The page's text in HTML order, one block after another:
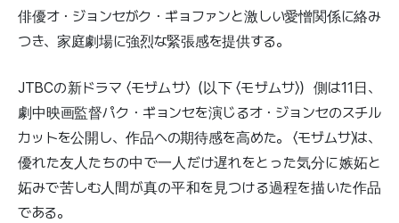
俳優オ・ジョンセがク・ギョファンと激しい愛憎関係に絡み
つき、家庭劇場に強烈な緊張感を提供する。
JTBCの新ドラマ 〈モザムサ〉（以下 〈モザムサ〉）側は11日、
劇中映画監督パク・ギョンセを演じるオ・ジョンセのスチル
カットを公開し、作品への期待感を高めた。 〈モザムサ〉は、
優れた友人たちの中で一人だけ遅れをとった気分に嫉妬と
妬みで苦しむ人間が真の平和を見つける過程を描いた作品
である。